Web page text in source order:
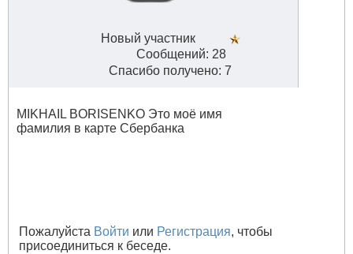
Новый участник
Сообщений: 28
Спасибо получено: 7
MIKHAIL BORISENKO Это моё имя
фамилия в карте Сбербанка
Пожалуйста Войти или Регистрация, чтобы
присоединиться к беседе.